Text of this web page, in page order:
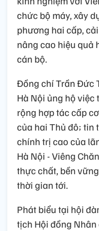
chức bộ máy, xây
phương hai cấp,
nâng cao hiệu quả
cán bộ.
Đồng chí Trần Đức
Hà Nội ủng hộ
rộng hợp tác cấp
của hai Thủ đô; tin
chính trị cao của
Hà Nội - Viêng
thực chất, bền
thời gian tới.
Phát biểu tại hội
tịch Hội đồng